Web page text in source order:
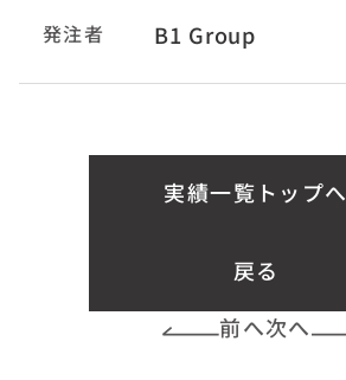
発注者 B1 Group
実績一覧トップへ
戻る
前へ次へ